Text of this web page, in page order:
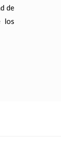
de
los